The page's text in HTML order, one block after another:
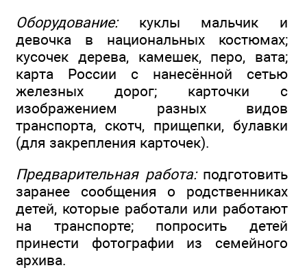
Оборудование:куклы мальчик и
девочка в национальных костюмах;
кусочек дерева, камешек, перо, вата;
карта России с нанесённой сетью
железных дорог; карточки с
изображением разных видов
транспорта, скотч, прищепки, булавки
(для закрепления карточек).
Предварительная работа:подготовить
заранее сообщения о родственниках
детей, которые работали или работают
на транспорте; попросить детей
принести фотографии из семейного
архива.